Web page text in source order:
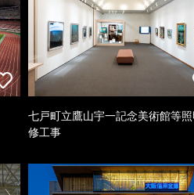
七戸町立鷹山宇一記念美術館等
修工事